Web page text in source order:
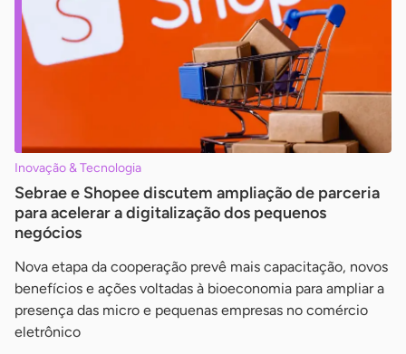
Inovação & Tecnologia
Sebrae e Shopee discutem ampliação de parceria
para acelerar a digitalização dos pequenos
negócios
Nova etapa da cooperação prevê mais capacitação, novos
benefícios e ações voltadas à bioeconomia para ampliar a
presença das micro e pequenas empresas no comércio
eletrônico